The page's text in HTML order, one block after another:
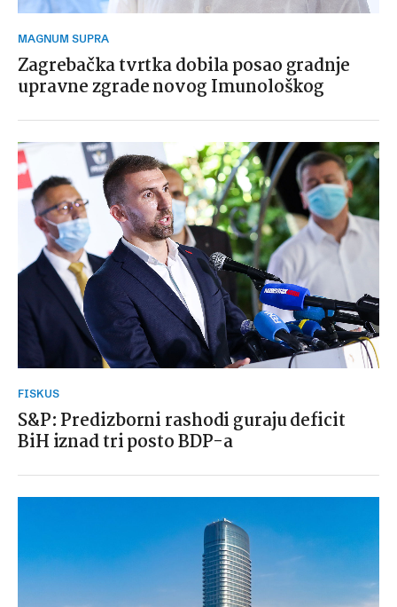
MAGNUM SUPRA
Zagrebačka tvrtka dobila posao gradnje
upravne zgrade novog Imunološkog
FISKUS
S&P: Predizborni rashodi guraju deficit
BiH iznad tri posto BDP-a